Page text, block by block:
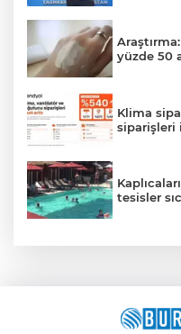
yüzde 50
Klima
siparişleri
tesisler